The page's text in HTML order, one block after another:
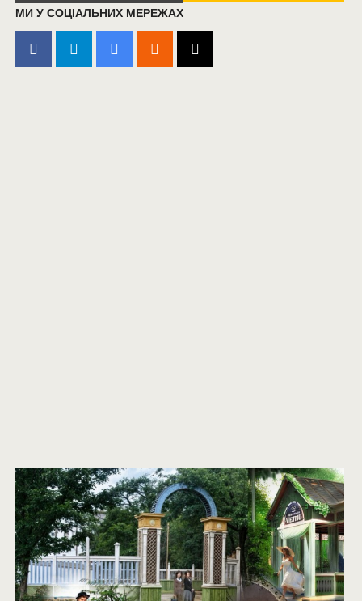
МИ У СОЦІАЛЬНИХ МЕРЕЖАХ